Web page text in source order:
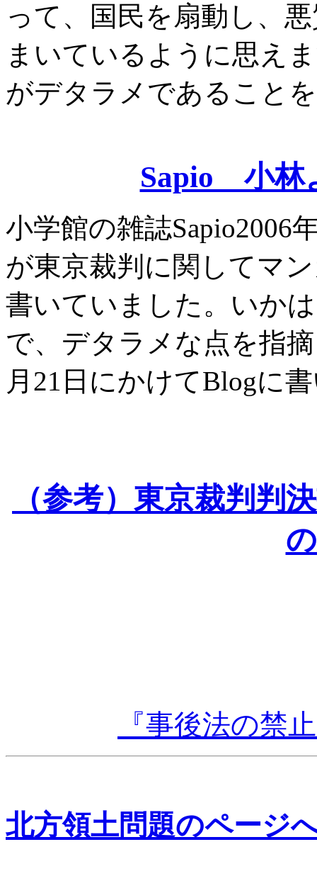
って、国民を扇動し、
まいているように思え
がデタラメであること
Sapio 小林
小学館の雑誌Sapio2006
が東京裁判に関してマ
書いていました。いか
で、デタラメな点を指
月21日にかけてBlogに
（参考）東京裁判
『事後法の禁
北方領土問題のページ